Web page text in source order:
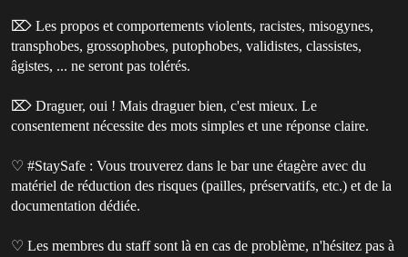
⌦ Les propos et comportements violents, racistes, misogynes,
transphobes, grossophobes, putophobes, validistes, classistes,
âgistes, ... ne seront pas tolérés.
⌦ Draguer, oui ! Mais draguer bien, c'est mieux. Le
consentement nécessite des mots simples et une réponse claire.
♡ #StaySafe : Vous trouverez dans le bar une étagère avec du
matériel de réduction des risques (pailles, préservatifs, etc.) et de la
documentation dédiée.
♡ Les membres du staff sont là en cas de problème, n'hésitez pas à